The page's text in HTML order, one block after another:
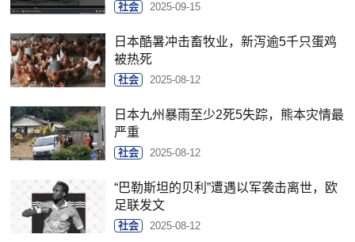
社会 2025-09-15
日本酷暑冲击畜牧业，新泻逾5千只蛋鸡
被热死
社会 2025-08-12
日本九州暴雨至少2死5失踪，熊本灾情最
严重
社会 2025-08-12
“巴勒斯坦的贝利”遭遇以军袭击离世，欧
足联发文
社会 2025-08-12